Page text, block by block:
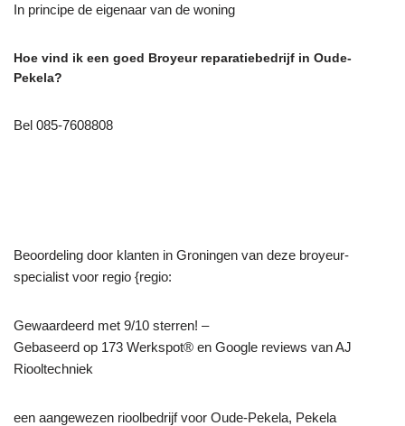
In principe de eigenaar van de woning
Hoe vind ik een goed Broyeur reparatiebedrijf in Oude-
Pekela?
Bel 085-7608808
Beoordeling door klanten in Groningen van deze broyeur-
specialist voor regio {regio:
Gewaardeerd met 9/10 sterren! –
Gebaseerd op 173 Werkspot® en Google reviews van AJ
Riooltechniek
een aangewezen rioolbedrijf voor Oude-Pekela, Pekela